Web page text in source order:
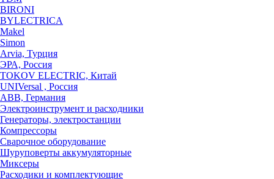
BIRONI
BYLECTRICA
Makel
Simon
Arvia, Турция
ЭРА, Россия
TOKOV ELECTRIC, Китай
UNIVersal , Россия
ABB, Германия
Электроинструмент и расходники
Генераторы, электростанции
Компрессоры
Сварочное оборудование
Шуруповерты аккумуляторные
Миксеры
Расходики и комплектующие